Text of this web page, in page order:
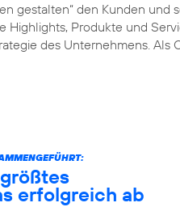
gestalten“ den Kunden und
Highlights, Produkte und
des Unternehmens. Als
erfolgreich ab